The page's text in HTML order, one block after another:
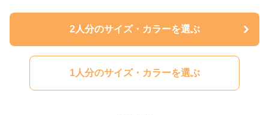
2人分のサイズ・カラーを選ぶ
1人分のサイズ・カラーを選ぶ